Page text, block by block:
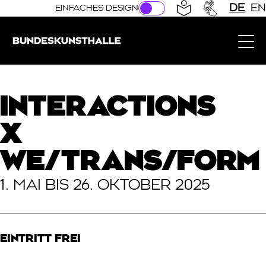
Direkt zur Hauptnavigation springen
Direkt zum Hauptinhalt springen
EINFACHES DESIGN DE EN
INTERACTIONS
X
WE/TRANS/FORM
1. MAI BIS 26. OKTOBER 2025
EINTRITT FREI